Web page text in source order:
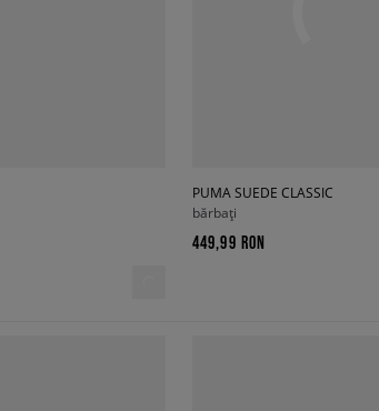
PUMA SUEDE CLASSIC
bărbați
449,99 RON